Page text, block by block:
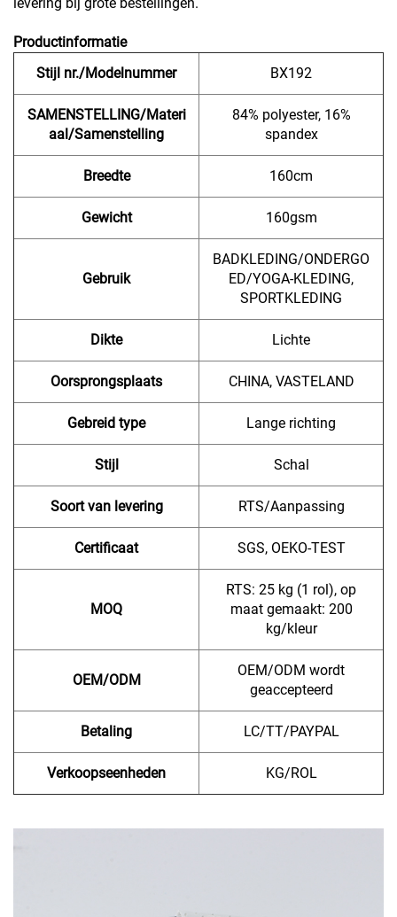
Productinformatie
Stijl nr./Modelnummer
BX192
SAMENSTELLING/Materi
aal/Samenstelling
84% polyester, 16%
spandex
Breedte 160cm
Gewicht 160gsm
Gebruik
BADKLEDING/ONDERGO
ED/YOGA-KLEDING,
SPORTKLEDING
Dikte Lichte
Oorsprongsplaats CHINA, VASTELAND
Gebreid type Lange richting
Stijl Schal
Soort van levering RTS/Aanpassing
Certificaat SGS, OEKO-TEST
MOQ
RTS: 25 kg (1 rol), op
maat gemaakt: 200
kg/kleur
OEM/ODM
OEM/ODM wordt
geaccepteerd
Betaling LC/TT/PAYPAL
Verkoopseenheden KG/ROL